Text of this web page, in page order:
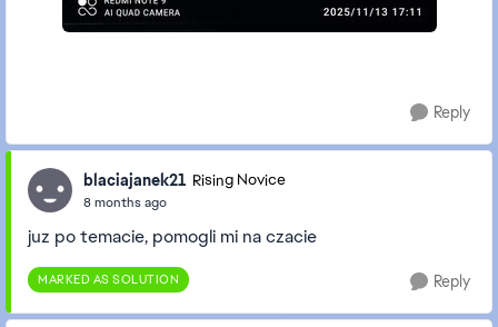
Reply
blaciajanek21 Rising Novice
8 months ago
juz po temacie, pomogli mi na czacie
MARKED AS SOLUTION Reply